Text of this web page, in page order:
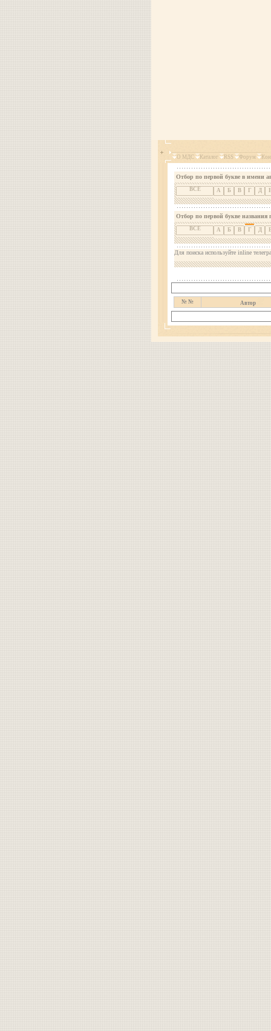
О МДС Каталог RSS Форум
Отбор по первой букве в имени
ВСЕ А Б В Г Д
Отбор по первой букве названия
ВСЕ А Б В Г Д
Для поиска используйте inline
№ № Автор